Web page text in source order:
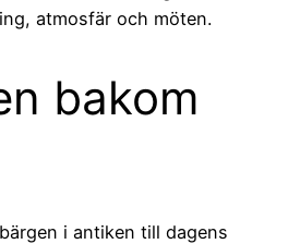
atmosfär och möten.
bakom
i antiken till dagens